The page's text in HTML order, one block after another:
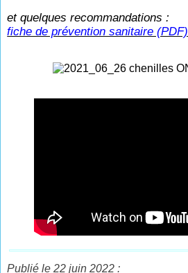
et quelques recommandations :
fiche de prévention sanitaire (PDF)
Publié le 22 juin 2022 :